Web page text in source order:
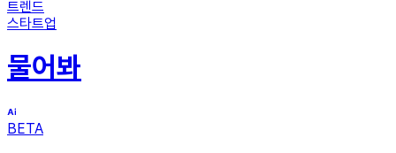
트렌드
스타트업
물어봐
BETA